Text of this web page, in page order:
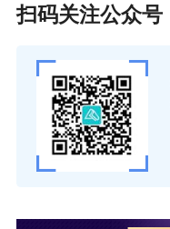
扫码关注公众号